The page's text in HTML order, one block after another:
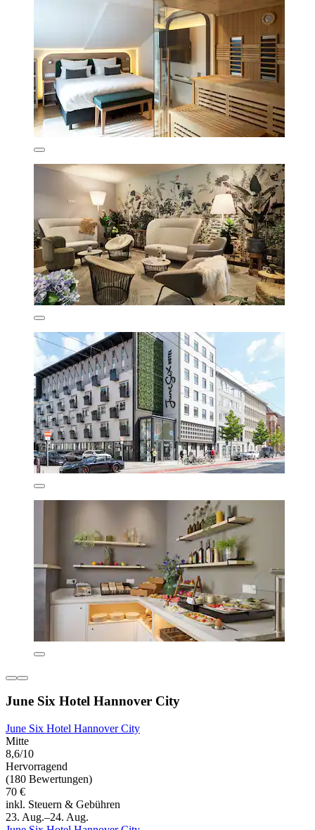
June Six Hotel Hannover City
June Six Hotel Hannover City
Mitte
8,6/10
Hervorragend
(180 Bewertungen)
70 €
inkl. Steuern & Gebühren
23. Aug.–24. Aug.